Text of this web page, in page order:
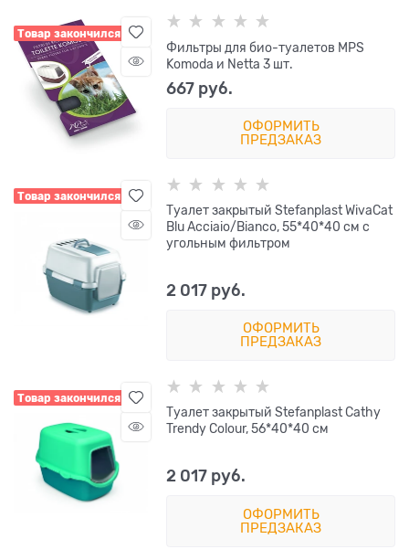
Товар закончился
Фильтры для био-туалетов MPS
Komoda и Netta 3 шт.
667 руб.
ОФОРМИТЬ
ПРЕДЗАКАЗ
Товар закончился
Туалет закрытый Stefanplast WivaCat
Blu Acciaio/Bianco, 55*40*40 см с
угольным фильтром
2 017 руб.
ОФОРМИТЬ
ПРЕДЗАКАЗ
Товар закончился
Туалет закрытый Stefanplast Cathy
Trendy Colour, 56*40*40 см
2 017 руб.
ОФОРМИТЬ
ПРЕДЗАКАЗ